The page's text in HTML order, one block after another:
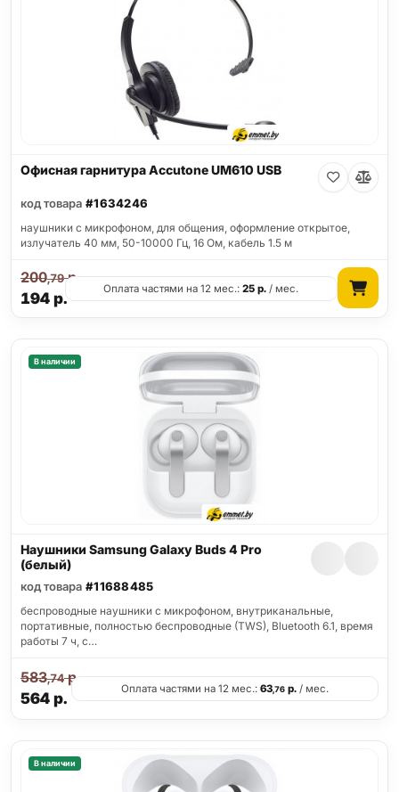
Офисная гарнитура Accutone UM610 USB
код товара #1634246
наушники с микрофоном, для общения, оформление открытое,
излучатель 40 мм, 50-10000 Гц, 16 Ом, кабель 1.5 м
194р.
200,79р.
Оплата частями на 12 мес.:25 р. / мес.
В наличии
Наушники Samsung Galaxy Buds 4 Pro
(белый)
код товара #11688485
беспроводные наушники с микрофоном, внутриканальные,
портативные, полностью беспроводные (TWS), Bluetooth 6.1, время
работы 7 ч, с…
564р.
583,74р.
Оплата частями на 12 мес.: 63,76р./ мес.
В наличии